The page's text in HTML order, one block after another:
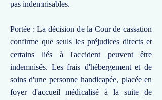
pas indemnisables.
Portée : La décision de la Cour de cassation
confirme que seuls les préjudices directs et
certains liés à l'accident peuvent être
indemnisés. Les frais d'hébergement et de
soins d'une personne handicapée, placée en
foyer d'accueil médicalisé à la suite de